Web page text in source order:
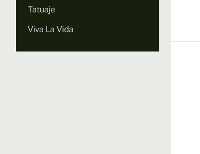
Tatuaje
Viva La Vida